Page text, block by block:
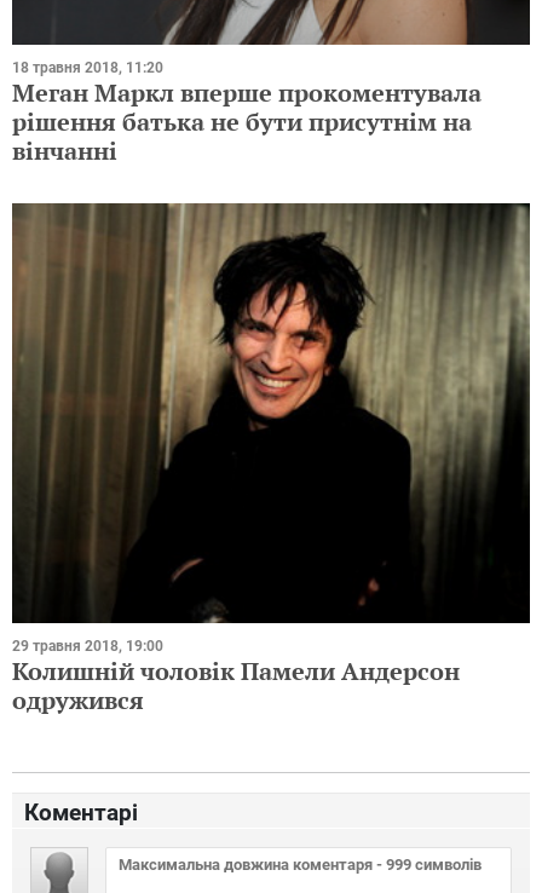
18 травня 2018, 11:20
Меган Маркл вперше прокоментувала
рішення батька не бути присутнім на
вінчанні
29 травня 2018, 19:00
Колишній чоловік Памели Андерсон
одружився
Коментарі